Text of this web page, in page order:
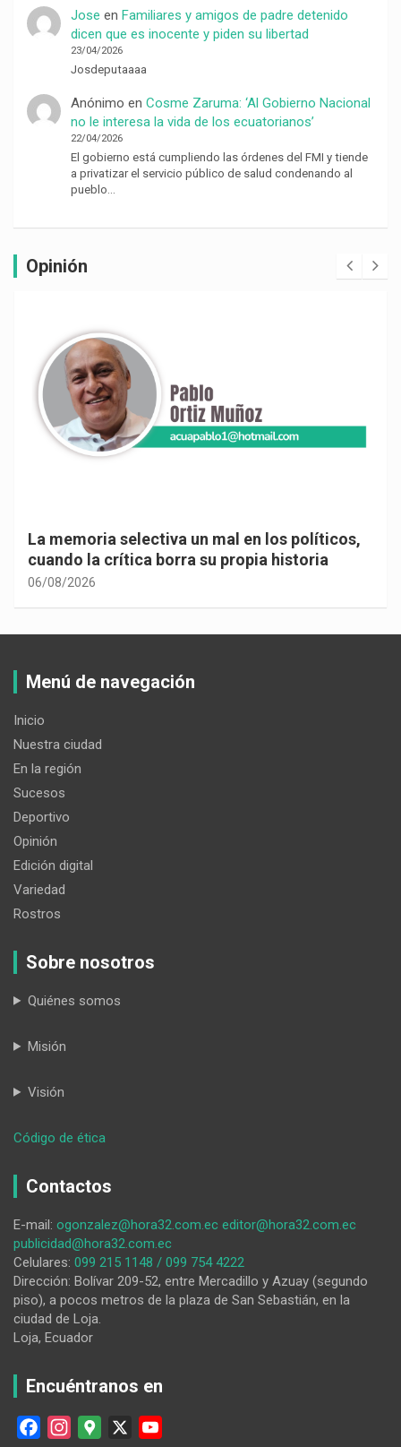
Jose en Familiares y amigos de padre detenido
dicen que es inocente y piden su libertad
23/04/2026
Josdeputaaaa
Anónimo en Cosme Zaruma: ‘Al Gobierno Nacional
no le interesa la vida de los ecuatorianos’
22/04/2026
El gobierno está cumpliendo las órdenes del FMI y tiende
a privatizar el servicio público de salud condenando al
pueblo…
Opinión
La memoria selectiva un mal en los políticos,
cuando la crítica borra su propia historia
06/08/2026
Menú de navegación
Inicio
Nuestra ciudad
En la región
Sucesos
Deportivo
Opinión
Edición digital
Variedad
Rostros
Sobre nosotros
Quiénes somos
Misión
Visión
Código de ética
de
reciben
semillas
agrícolas
y
abono
Contactos
E-mail: ogonzalez@hora32.com.ec editor@hora32.com.ec
publicidad@hora32.com.ec
Celulares: 099 215 1148 / 099 754 4222
Dirección: Bolívar 209-52, entre Mercadillo y Azuay (segundo
piso), a pocos metros de la plaza de San Sebastián, en la
ciudad de Loja.
Loja, Ecuador
Encuéntranos en